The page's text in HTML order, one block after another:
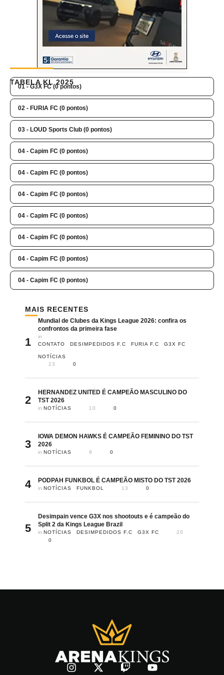
TABELA KL 2025
01 - G3X FC (0 pontos)
02 - FURIA FC (0 pontos)
03 - LOUD Sports Club (0 pontos)
04 - Capim FC (0 pontos)
04 - Capim FC (0 pontos)
04 - Capim FC (0 pontos)
04 - Capim FC (0 pontos)
04 - Capim FC (0 pontos)
04 - Capim FC (0 pontos)
04 - Capim FC (0 pontos)
MAIS RECENTES
1
Mundial de Clubes da Kings League 2026: confira os
confrontos da primeira fase
in
CONTATO
DESIMPEDIDOS F.C FURIA F.C G3X FC
NOTÍCIAS
23
0
2
HERNANDEZ UNITED É CAMPEÃO MASCULINO DO
TST 2026
in NOTÍCIAS 10 0
3
IOWA DEMON HAWKS É CAMPEÃO FEMININO DO TST
2026
in NOTÍCIAS 9 0
4 PODPAH FUNKBOL É CAMPEÃO MISTO DO TST 2026
in NOTÍCIAS FUNKBOL 13 0
5
Desimpain vence G3X nos shootouts e é campeão do
Split 2 da Kings League Brazil
in NOTÍCIAS DESIMPEDIDOS F.C G3X FC
20
0